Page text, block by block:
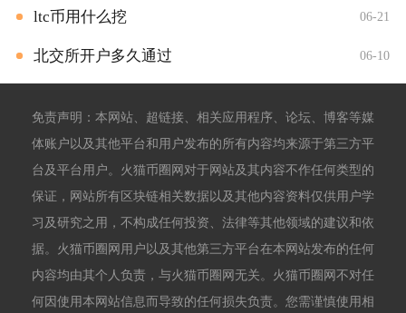
ltc币用什么挖 06-21
北交所开户多久通过 06-10
免责声明：本网站、超链接、相关应用程序、论坛、博客等媒
体账户以及其他平台和用户发布的所有内容均来源于第三方平
台及平台用户。火猫币圈网对于网站及其内容不作任何类型的
保证，网站所有区块链相关数据以及其他内容资料仅供用户学
习及研究之用，不构成任何投资、法律等其他领域的建议和依
据。火猫币圈网用户以及其他第三方平台在本网站发布的任何
内容均由其个人负责，与火猫币圈网无关。火猫币圈网不对任
何因使用本网站信息而导致的任何损失负责。您需谨慎使用相